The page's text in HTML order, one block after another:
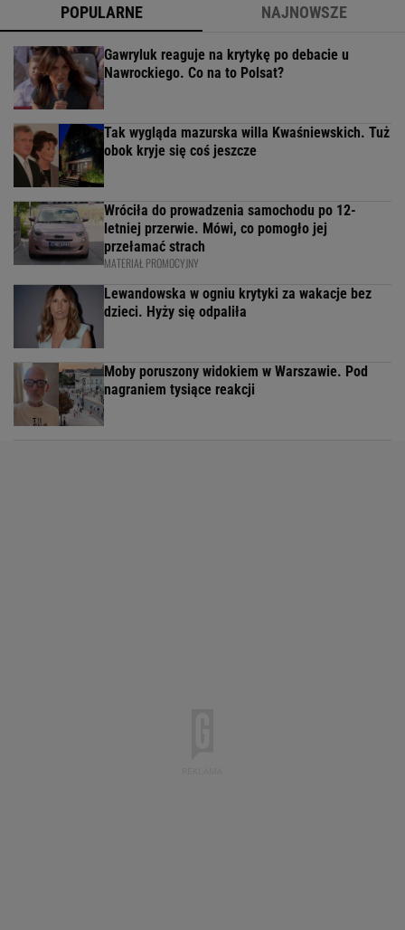
POPULARNE NAJNOWSZE
Gawryluk reaguje na krytykę po debacie u
Nawrockiego. Co na to Polsat?
Tak wygląda mazurska willa Kwaśniewskich. Tuż
obok kryje się coś jeszcze
Wróciła do prowadzenia samochodu po 12-
letniej przerwie. Mówi, co pomogło jej
przełamać strach
MATERIAŁ PROMOCYJNY
Lewandowska w ogniu krytyki za wakacje bez
dzieci. Hyży się odpaliła
Moby poruszony widokiem w Warszawie. Pod
nagraniem tysiące reakcji